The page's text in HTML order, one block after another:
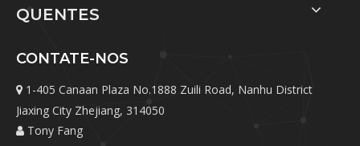
QUENTES
CONTATE-NOS
 1-405 Canaan Plaza No.1888 Zuili Road, Nanhu District
Jiaxing City Zhejiang, 314050
 Tony Fang